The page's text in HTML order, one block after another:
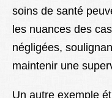
soins de santé
les nuances des
négligées,
maintenir une
Un autre exemple